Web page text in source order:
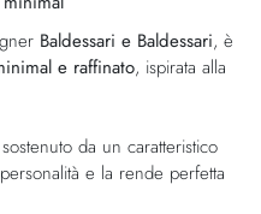
Baldessari e Baldessari, è
e raffinato, ispirata alla
da un caratteristico
e la rende perfetta